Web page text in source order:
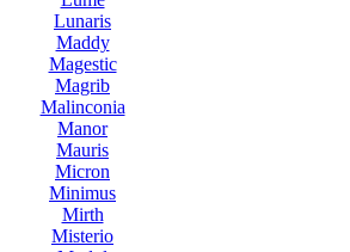
Lunaris
Maddy
Magestic
Magrib
Malinconia
Manor
Mauris
Micron
Minimus
Mirth
Misterio